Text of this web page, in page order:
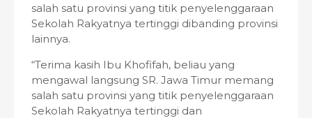
salah satu provinsi yang titik penyelenggaraan
Sekolah Rakyatnya tertinggi dibanding provinsi
lainnya.
“Terima kasih Ibu Khofifah, beliau yang
mengawal langsung SR. Jawa Timur memang
salah satu provinsi yang titik penyelenggaraan
Sekolah Rakyatnya tertinggi dan